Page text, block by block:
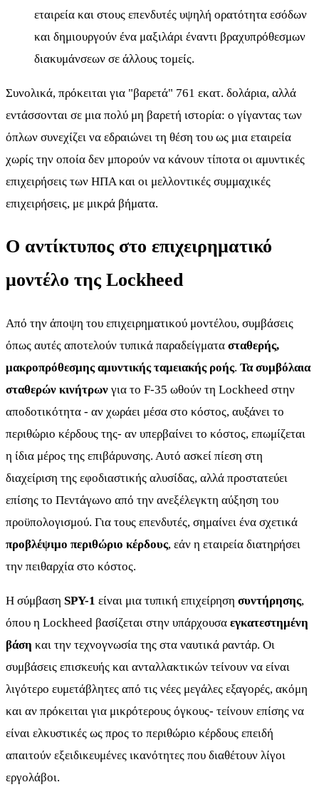
εταιρεία και στους επενδυτές υψηλή ορατότητα εσόδων
και δημιουργούν ένα μαξιλάρι έναντι βραχυπρόθεσμων
διακυμάνσεων σε άλλους τομείς.
Συνολικά, πρόκειται για "βαρετά" 761 εκατ. δολάρια, αλλά
εντάσσονται σε μια πολύ μη βαρετή ιστορία: ο γίγαντας των
όπλων συνεχίζει να εδραιώνει τη θέση του ως μια εταιρεία
χωρίς την οποία δεν μπορούν να κάνουν τίποτα οι αμυντικές
επιχειρήσεις των ΗΠΑ και οι μελλοντικές συμμαχικές
επιχειρήσεις, με μικρά βήματα.
Ο αντίκτυπος στο επιχειρηματικό
μοντέλο της Lockheed
Από την άποψη του επιχειρηματικού μοντέλου, συμβάσεις
όπως αυτές αποτελούν τυπικά παραδείγματα σταθερής,
μακροπρόθεσμης αμυντικής ταμειακής ροής. Τα συμβόλαια
σταθερών κινήτρων για το F-35 ωθούν τη Lockheed στην
αποδοτικότητα - αν χωράει μέσα στο κόστος, αυξάνει το
περιθώριο κέρδους της- αν υπερβαίνει το κόστος, επωμίζεται
η ίδια μέρος της επιβάρυνσης. Αυτό ασκεί πίεση στη
διαχείριση της εφοδιαστικής αλυσίδας, αλλά προστατεύει
επίσης το Πεντάγωνο από την ανεξέλεγκτη αύξηση του
προϋπολογισμού. Για τους επενδυτές, σημαίνει ένα σχετικά
προβλέψιμο περιθώριο κέρδους, εάν η εταιρεία διατηρήσει
την πειθαρχία στο κόστος.
Η σύμβαση SPY-1 είναι μια τυπική επιχείρηση συντήρησης,
όπου η Lockheed βασίζεται στην υπάρχουσα εγκατεστημένη
βάση και την τεχνογνωσία της στα ναυτικά ραντάρ. Οι
συμβάσεις επισκευής και ανταλλακτικών τείνουν να είναι
λιγότερο ευμετάβλητες από τις νέες μεγάλες εξαγορές, ακόμη
και αν πρόκειται για μικρότερους όγκους- τείνουν επίσης να
είναι ελκυστικές ως προς το περιθώριο κέρδους επειδή
απαιτούν εξειδικευμένες ικανότητες που διαθέτουν λίγοι
εργολάβοι.